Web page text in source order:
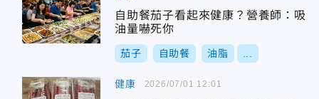
自助餐茄子看起來健康？營養師：吸
油量嚇死你
茄子 自助餐 油脂
健康 2026/07/01 12:01